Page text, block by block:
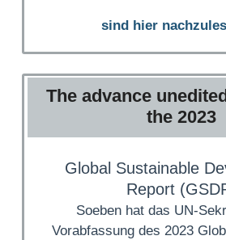
sind hier
The advance
the 2023
Global Sustainable
Report
Soeben hat das UN-
Vorabfassung des 2023